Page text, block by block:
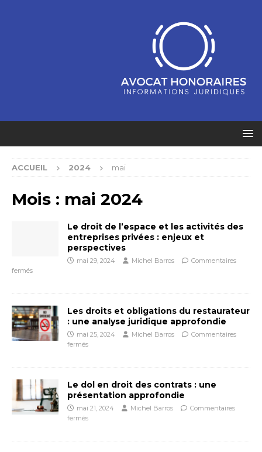
ACCUEIL 2024 mai
Mois : mai 2024
Le droit de l’espace et les activités des
entreprises privées : enjeux et
perspectives
mai 29, 2024 Michel Barros
Commentaires
fermés
Les droits et obligations du restaurateur
: une analyse juridique approfondie
mai 25, 2024 Michel Barros
Commentaires
fermés
Le dol en droit des contrats : une
présentation approfondie
mai 21, 2024 Michel Barros
Commentaires
fermés